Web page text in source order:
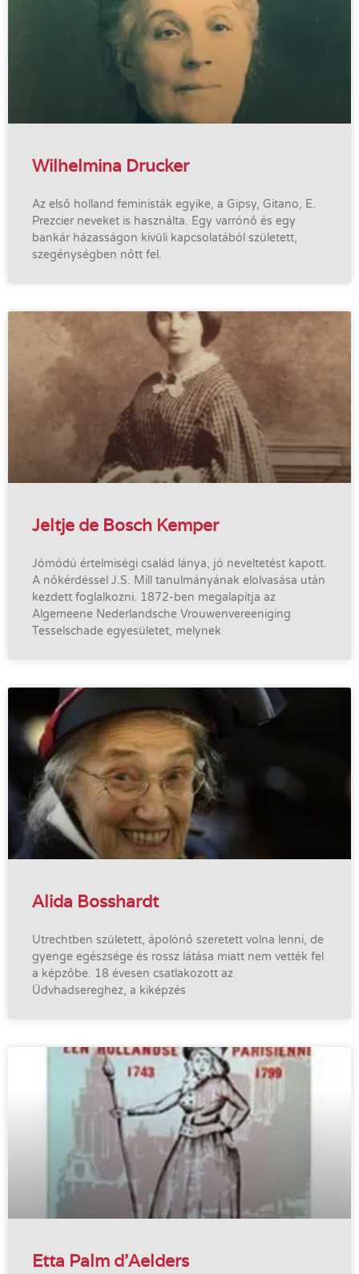
Wilhelmina Drucker
Az első holland feministák egyike, a Gipsy, Gitano, E.
Prezcier neveket is használta. Egy varrónő és egy
bankár házasságon kívüli kapcsolatából született,
szegénységben nőtt fel.
Jeltje de Bosch Kemper
Jómódú értelmiségi család lánya, jó neveltetést kapott.
A nőkérdéssel J.S. Mill tanulmányának elolvasása után
kezdett foglalkozni. 1872-ben megalapítja az
Algemeene Nederlandsche Vrouwenvereeniging
Tesselschade egyesületet, melynek
Alida Bosshardt
Utrechtben született, ápolónő szeretett volna lenni, de
gyenge egészsége és rossz látása miatt nem vették fel
a képzőbe. 18 évesen csatlakozott az
Üdvhadsereghez, a kiképzés
Etta Palm d’Aelders